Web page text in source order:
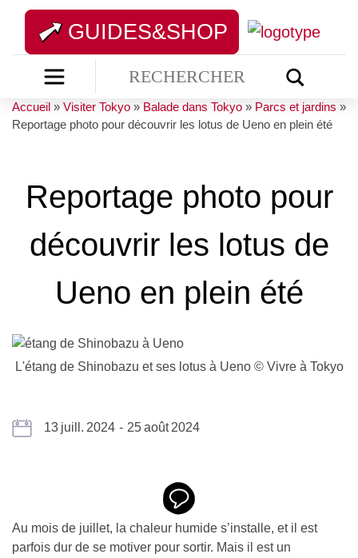
GUIDES&SHOP
Accueil » Visiter Tokyo » Balade dans Tokyo » Parcs et jardins »
Reportage photo pour découvrir les lotus de Ueno en plein été
Reportage photo pour
découvrir les lotus de
Ueno en plein été
L'étang de Shinobazu et ses lotus à Ueno © Vivre à Tokyo
13 juill. 2024 - 25août 2024
Au mois de juillet, la chaleur humide s’installe, et il est
parfois dur de se motiver pour sortir. Mais il est un